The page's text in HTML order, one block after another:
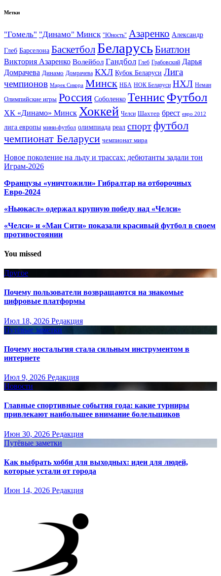
Метки
"Гомель" "Динамо" Минск "Юность" Азаренко Александр
Глеб Барселона Баскетбол БеларусьБиатлон
Виктория Азаренко Волейбол Гандбол Глеб Грабовский Дарья
Домрачева Динамо Домрачева КХЛ Кубок Беларуси Лига
чемпионов Марек Сикора Минск НБА НОК Беларуси НХЛ Неман
Олимпийские игры Россия Соболенко Теннис Футбол
ХК «Динамо» Минск Хоккей Челси Шахтер брест евро 2012
лига европы мини-футбол олимпиада реал спортфутбол
чемпионат Беларуси чемпионат мира
Новое поколение на льду и трассах: дебютанты задали тон
Играм-2026
Французы «уничтожили» Гибралтар на отборочных
Евро-2024
«Ньюкасл» одержал крупную победу над «Челси»
«Челси» и «Ман Сити» показали красивый футбол в своем
противостоянии
You missed
Другое
Почему пользователи возвращаются на знакомые
цифровые платформы
Июл 18, 2026 Редакция
Путёвые заметки
Почему ностальгия стала сильным инструментом в
интернете
Июл 9, 2026 Редакция
Новости
Главные спортивные события года: какие турниры
привлекают наибольшее внимание болельщиков
Июн 30, 2026 Редакция
Путёвые заметки
Как выбрать хобби для выходных: идеи для людей,
которые устали от города
Июн 14, 2026 Редакция